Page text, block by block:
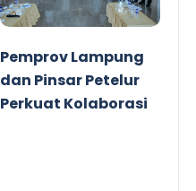
Pemprov Lampung
dan Pinsar Petelur
Perkuat Kolaborasi